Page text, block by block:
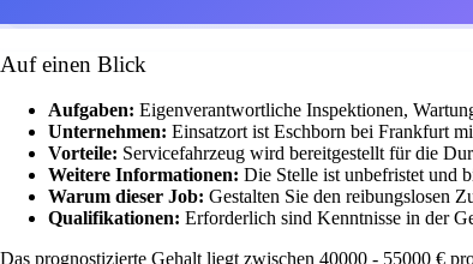
Auf einen Blick
Aufgaben: Eigenverantwortliche Inspektionen,
Unternehmen: Einsatzort ist Eschborn bei Frankfurt
Vorteile: Servicefahrzeug wird bereitgestellt für die
Weitere Informationen: Die Stelle ist unbefristet und
Warum dieser Job: Gestalten Sie den reibungslosen
Qualifikationen: Erforderlich sind Kenntnisse in der
Das prognostizierte Gehalt liegt zwischen 40000 - 55000 €